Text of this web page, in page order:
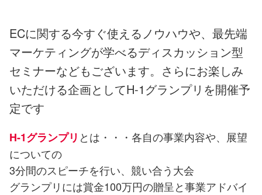
ECに関する今すぐ使えるノウハウや、最先端
マーケティングが学べるディスカッション型
セミナーなどもございます。さらにお楽しみ
いただける企画としてH-1グランプリを開催予
定です
H-1グランプリ とは・・・各自の事業内容や、展望
についての
3分間のスピーチを行い、競い合う大会
グランプリには賞金100万円の贈呈と事業アドバイ